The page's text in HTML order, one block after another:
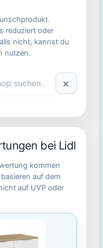
reduziert oder
nicht, kannst du
nutzen.
×
bei Lidl
kommen
auf dem
auf UVP oder